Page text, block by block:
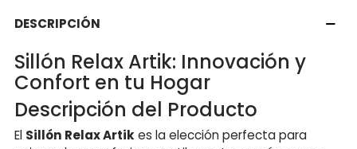
DESCRIPCIÓN
Sillón Relax Artik: Innovación y
Confort en tu Hogar
Descripción del Producto
El Sillón Relax Artikes la elección perfecta para